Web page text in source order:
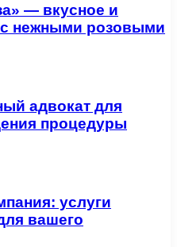
— вкусное и
нежными розовыми
адвокат для
процедуры
услуги
вашего